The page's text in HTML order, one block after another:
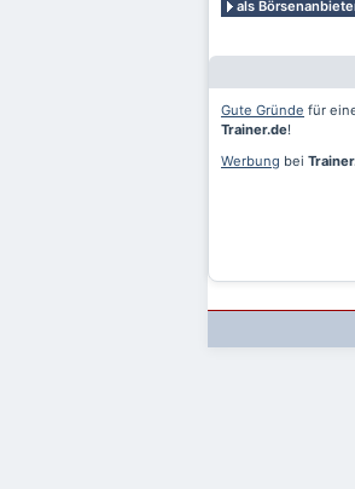
als
Gute Gründe für
Trainer.de!
Werbung bei